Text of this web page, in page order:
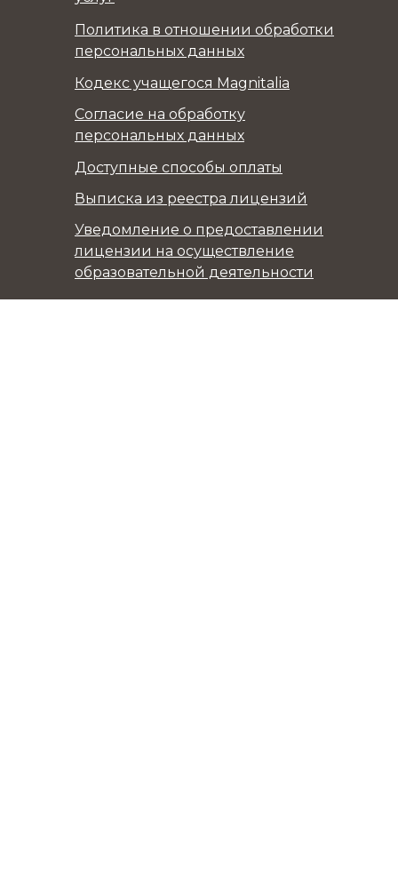
Кодекс учащегося Magnitalia
Уведомление о предоставлении
лицензии на осуществление
образовательной деятельности
Выписка из реестра лицензий
Доступные способы оплаты
Согласие на обработку
персональных данных
Политика в отношении обработки
персональных данных